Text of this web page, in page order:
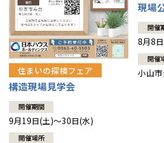
住まいの探検フェア
構造現場見学会
開催期間
9月19日(土)～30日(水)
開催場所
現場
開催
8月8
開催
小山